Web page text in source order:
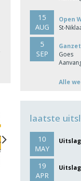
15
AUG
Open
St-
5
SEP
Goes
Alle
laatste
10
MAY
19
APR